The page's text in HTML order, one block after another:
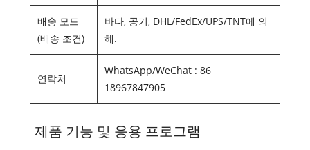
배송 모드
(배송 조건)
바다, 공기, DHL/FedEx/UPS/TNT에 의
해.
연락처
WhatsApp/WeChat : 86
18967847905
제품 기능 및 응용 프로그램